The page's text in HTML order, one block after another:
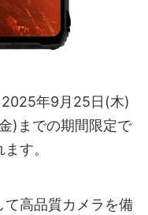
2025年9月25日(木)
)までの期間限定で
す。
高品質カメラを備